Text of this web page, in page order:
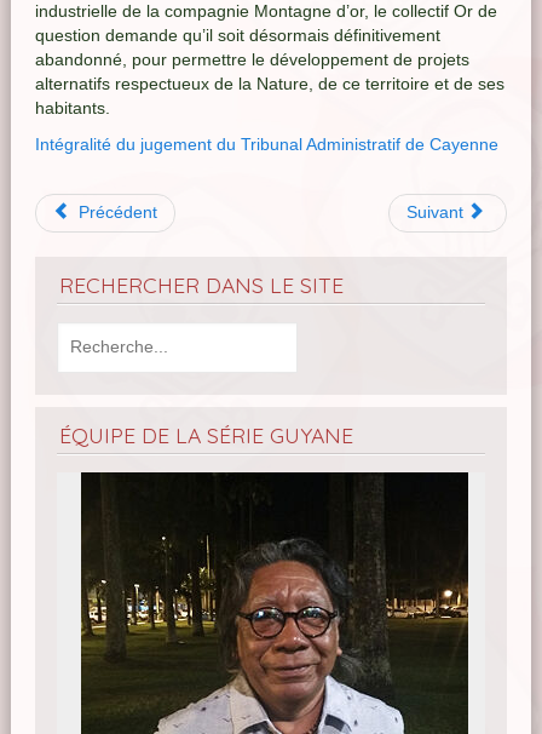
industrielle de la compagnie Montagne d’or, le collectif Or de
question demande qu’il soit désormais définitivement
abandonné, pour permettre le développement de projets
alternatifs respectueux de la Nature, de ce territoire et de ses
habitants.
Intégralité du jugement du Tribunal Administratif de Cayenne
Précédent Suivant
RECHERCHER DANS LE SITE
ÉQUIPE DE LA SÉRIE GUYANE